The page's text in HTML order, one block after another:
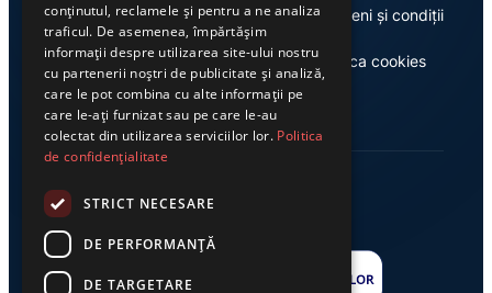
Despre noi
Casa de editură Exclusiv
Termeni și condiții
Politica cookies
conținutul, reclamele și pentru a ne analiza
traficul. De asemenea, împărtășim
informații despre utilizarea site-ului nostru
cu partenerii noștri de publicitate și analiză,
care le pot combina cu alte informații pe
care le-ați furnizat sau pe care le-au
colectat din utilizarea serviciilor lor. Politica
de confidențialitate
STRICT NECESARE
DE PERFORMANȚĂ
DE TARGETARE